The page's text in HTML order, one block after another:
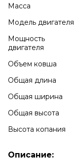
Масса
Модель двигателя
Мощность
двигателя
Объем ковша
Общая длина
Общая ширина
Общая высота
Высота копания
Описание: